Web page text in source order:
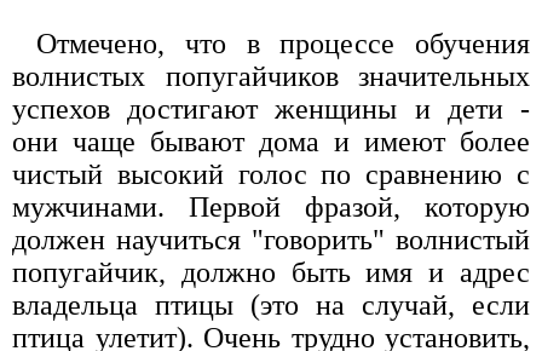
Отмечено, что в процессе обучения
волнистых попугайчиков значительных
успехов достигают женщины и дети -
они чаще бывают дома и имеют более
чистый высокий голос по сравнению с
мужчинами. Первой фразой, которую
должен научиться "говорить" волнистый
попугайчик, должно быть имя и адрес
владельца птицы (это на случай, если
птица улетит). Очень трудно установить,